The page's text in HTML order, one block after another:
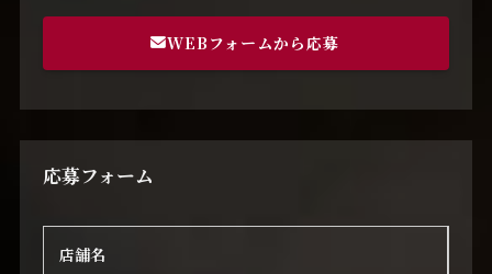
WEBフォームから応募
応募フォーム
店舗名